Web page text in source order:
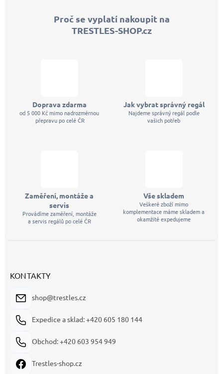
Proč se vyplatí nakoupit na
TRESTLES-SHOP.cz
Doprava zdarma
od 5 000 Kč mimo nadrozměrnou
přepravu po celé ČR
Jak vybrat správný regál
Najdeme správný regál podle
vašich potřeb
Zaměření, montáže a
servis
Provádíme zaměření, montáže
a servis regálů po celé ČR
Vše skladem
Veškeré zboží mimo
komplementace máme skladem a
okamžitě expedujeme
KONTAKTY
shop@trestles.cz
Expedice a sklad: +420 605 180 144
Obchod: +420 603 954 949
Trestles-shop.cz